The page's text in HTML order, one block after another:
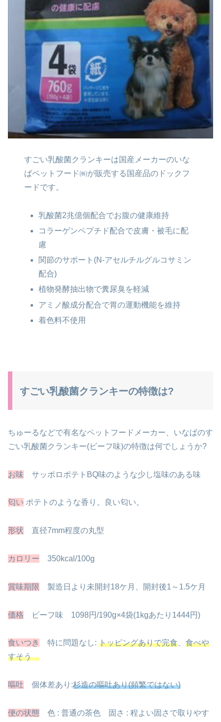
すごい乳酸菌クランキーは国産メーカーのいな
ばペットフード㈱が販売する国産品の ドックフ
ードです。
乳酸菌2兆億個配合でお腹の健康維持
コラーゲンペプチド配合で皮膚・被毛に配
慮
関節のサポート(N-アセルチルグルコサミン
配合)
植物発酵抽出物で糞尿臭を軽減
アミノ酸成分配合で胃の運動機能を維持
着色料不使用
すごい乳酸菌クランキーの特徴は?
ちゅーるなどで有名なペットフードメーカー、いなばのす
ごい乳酸菌クランキー(ビーフ味)の特徴は何でしょうか?
お味 サッポロポテトBQ味のような少し塩味のある味
匂い ポテトのような香り。良い匂い。
形状 直径7mm程度の丸型
カロリー 350kcal/100g
賞味期限 製造日より未開封18ケ月、開封後1～1.5ケ月
価格 ビーフ味 1098円/190g×4袋(1kgあたり1444円)
食いつき 特に問題なし: トッピングありで完食、 食べや
すそう
嘔吐 個体差あり:杉造の嘔吐あり(頻繁ではない)
便の状態 色 : 普通の茶色 固さ : 程よい固さで取りやす